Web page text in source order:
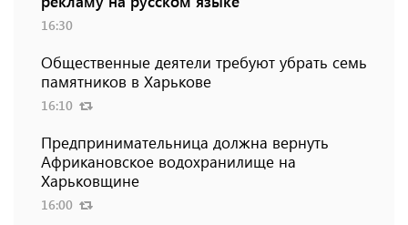
16:30
Общественные деятели требуют убрать семь
памятников в Харькове
16:10
Предпринимательница должна вернуть
Африкановское водохранилище на
Харьковщине
16:00